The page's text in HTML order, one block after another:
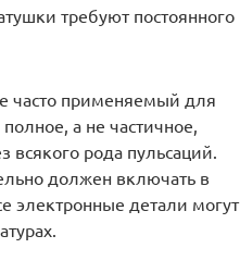
требуют постоянного
часто применяемый для
а не частичное,
всякого рода пульсаций.
должен включать в
электронные детали могут